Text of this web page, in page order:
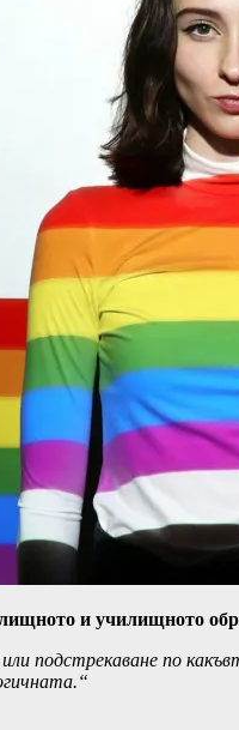
и училищното
подстрекаване по